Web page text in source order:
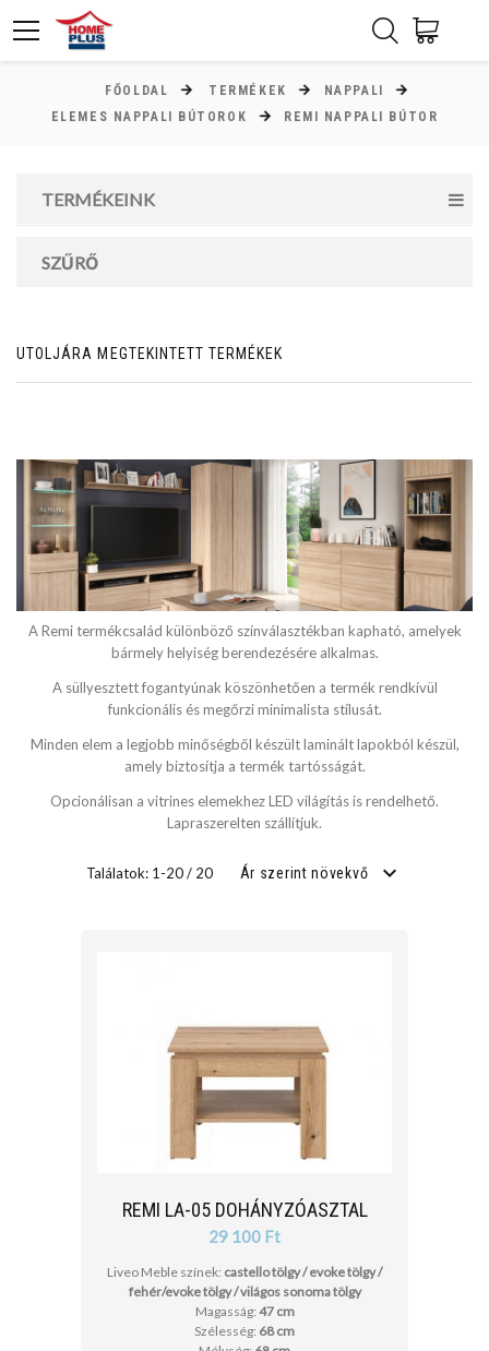
FŐOLDAL TERMÉKEK
NAPPALI
ELEMES NAPPALI BÚTOROK
REMI NAPPALI BÚTOR
TERMÉKEINK
SZŰRŐ
Ft
MAGASSÁG
cm
SZÉLESSÉG
cm
cm
cm
UTOLJÁRA MEGTEKINTETT TERMÉKEK
A Remi termékcsalád különböző színválasztékban kapható, amelyek
bármely helyiség berendezésére alkalmas.
A süllyesztett fogantyúnak köszönhetően a termék rendkívül
funkcionális és megőrzi minimalista stílusát.
Minden elem a legjobb minőségből készült laminált lapokból készül,
amely biztosítja a termék tartósságát.
Opcionálisan a vitrines elemekhez LED világítás is rendelhető.
Lapraszerelten szállítjuk.
Találatok: 1-20 / 20 Ár szerint növekvő
REMI LA-05 DOHÁNYZÓASZTAL
29 100 Ft
Liveo Meble színek: castello tölgy / evoke tölgy /
fehér/evoke tölgy / világos sonoma tölgy
Magasság: 47 cm
Szélesség: 68 cm